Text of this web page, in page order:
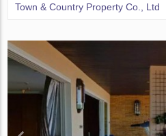
Town & Country Property Co., Ltd